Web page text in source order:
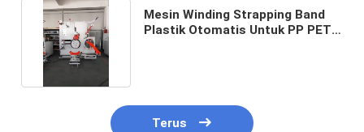
Mesin Winding Strapping Band
Plastik Otomatis Untuk PP PET
Terus